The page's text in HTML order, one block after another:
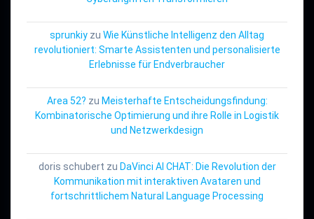
sprunkiy zu Wie Künstliche Intelligenz den Alltag
revolutioniert: Smarte Assistenten und personalisierte
Erlebnisse für Endverbraucher
Area 52? zu Meisterhafte Entscheidungsfindung:
Kombinatorische Optimierung und ihre Rolle in Logistik
und Netzwerkdesign
doris schubert zu DaVinci AI CHAT: Die Revolution der
Kommunikation mit interaktiven Avataren und
fortschrittlichem Natural Language Processing